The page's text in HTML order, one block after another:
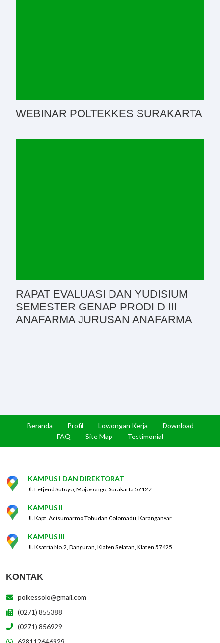
WEBINAR POLTEKKES SURAKARTA
RAPAT EVALUASI DAN YUDISIUM
SEMESTER GENAP PRODI D III
ANAFARMA JURUSAN ANAFARMA
Beranda Profil Lowongan Kerja
Download
FAQ
Site Map Testimonial
KAMPUS I DAN DIREKTORAT
Jl. Letjend Sutoyo, Mojosongo, Surakarta 57127
KAMPUS II
Jl. Kapt. Adisumarmo Tohudan Colomadu, Karanganyar
KAMPUS III
Jl. Ksatria No.2, Danguran, Klaten Selatan, Klaten 57425
KONTAK
polkessolo@gmail.com
(0271) 855388
(0271) 856929
628112646929